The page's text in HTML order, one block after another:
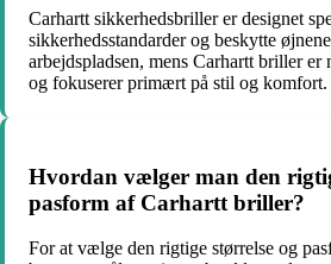
Carhartt sikkerhedsbriller er designet
sikkerhedsstandarder og beskytte
arbejdspladsen, mens Carhartt briller er
og fokuserer primært på stil og komfort.
Hvordan vælger man den
pasform af Carhartt briller?
For at vælge den rigtige størrelse og